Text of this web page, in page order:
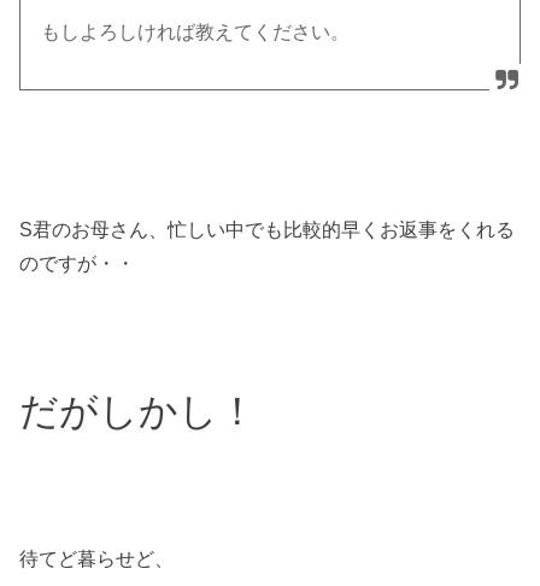
もしよろしければ教えてください。
S君のお母さん、忙しい中でも比較的早くお返事をくれる
のですが・・
だがしかし！
待てど暮らせど、